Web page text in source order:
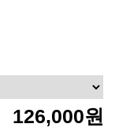
126,000원